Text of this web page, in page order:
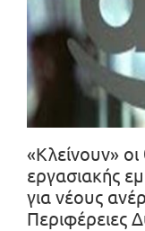
«Κλείνουν»
εργασιακής
για νέους
Περιφέρειες